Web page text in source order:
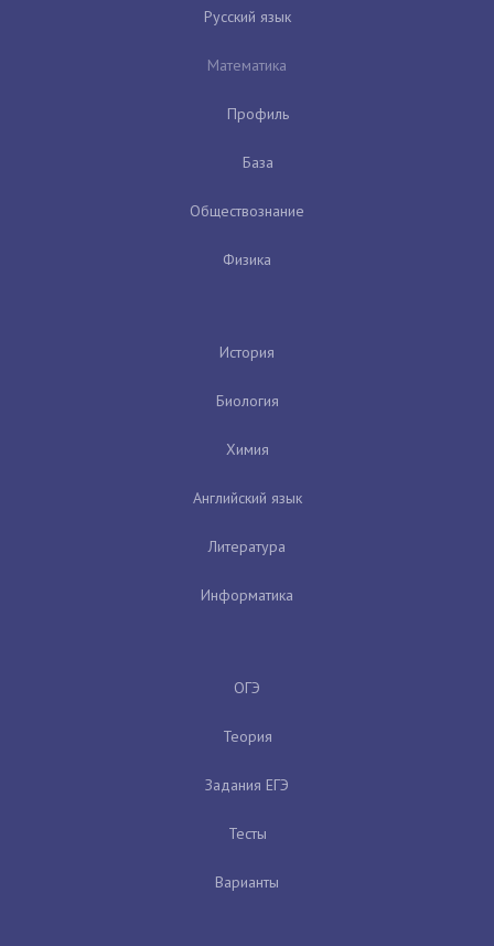
Русский язык
Математика
Профиль
База
Обществознание
Физика
История
Биология
Химия
Английский язык
Литература
Информатика
ОГЭ
Теория
Задания ЕГЭ
Тесты
Варианты